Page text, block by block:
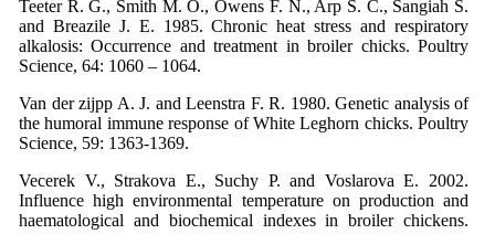
Teeter R. G., Smith M. O., Owens F. N., Arp S. C., Sangiah S.
and Breazile J. E. 1985. Chronic heat stress and respiratory
alkalosis: Occurrence and treatment in broiler chicks. Poultry
Science, 64: 1060 – 1064.
Van der zijpp A. J. and Leenstra F. R. 1980. Genetic analysis of
the humoral immune response of White Leghorn chicks. Poultry
Science, 59: 1363-1369.
Vecerek V., Strakova E., Suchy P. and Voslarova E. 2002.
Influence high environmental temperature on production and
haematological and biochemical indexes in broiler chickens.